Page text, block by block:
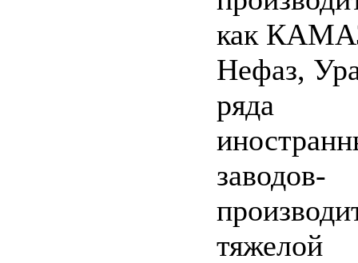
как
Нефаз,
ряда
заводов-
тяжелой